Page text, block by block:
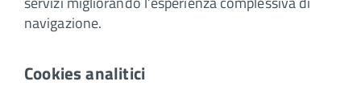
navigazione.
Cookies analitici